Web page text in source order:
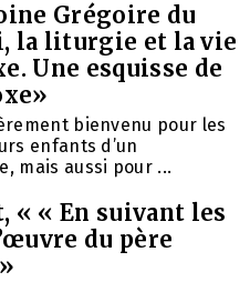
Grégoire du
la liturgie et la vie
Une esquisse de
bienvenu pour les
enfants d’un
mais aussi pour ...
« « En suivant les
du père